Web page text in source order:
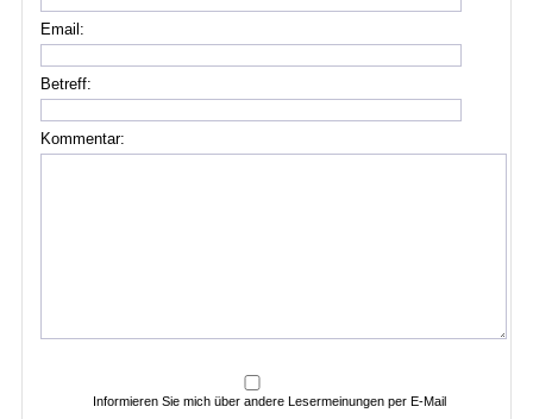
Email:
Betreff:
Kommentar:
Informieren Sie mich über andere Lesermeinungen per E-Mail